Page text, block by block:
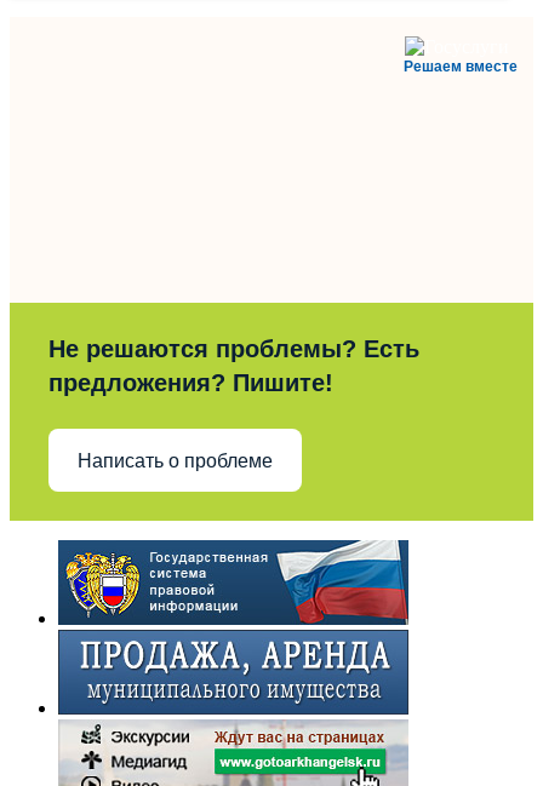
Решаем вместе
Не решаются проблемы? Есть
предложения? Пишите!
Написать о проблеме